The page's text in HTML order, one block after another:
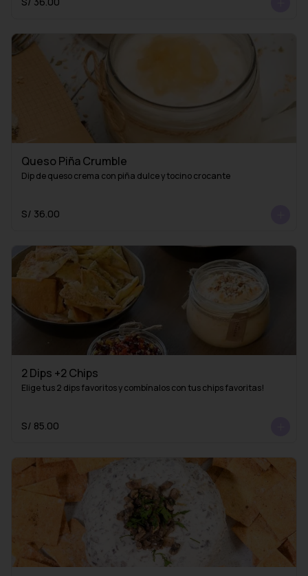
Queso Piña Crumble
Dip de queso crema con piña dulce y tocino crocante
S/ 36.00
2 Dips +2 Chips
Elige tus 2 dips favoritos y combínalos con tus chips favoritas!
S/ 85.00